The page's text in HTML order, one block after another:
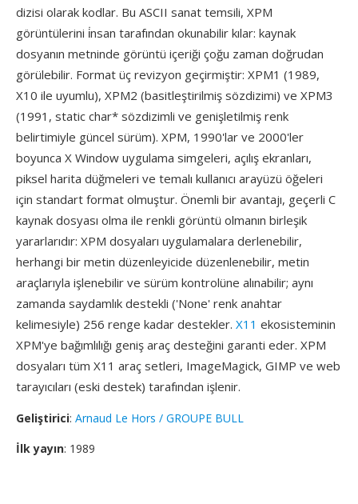
dizisi olarak kodlar. Bu ASCII sanat temsili, XPM
görüntülerini i̇nsan tarafından okunabilir kılar: kaynak
dosyanın metninde görüntü içeriği çoğu zaman doğrudan
görülebilir. Format üç revizyon geçirmiştir: XPM1 (1989,
X10 ile uyumlu), XPM2 (basitleştirilmiş sözdizimi) ve XPM3
(1991, static char* sözdizimli ve genişletilmiş renk
belirtimiyle güncel sürüm). XPM, 1990'lar ve 2000'ler
boyunca X Window uygulama simgeleri, açılış ekranları,
piksel harita düğmeleri ve temalı kullanıcı arayüzü öğeleri
için standart format olmuştur. Önemli bir avantajı, geçerli C
kaynak dosyası olma ile renkli görüntü olmanın birleşik
yararlarıdır: XPM dosyaları uygulamalara derlenebilir,
herhangi bir metin düzenleyicide düzenlenebilir, metin
araçlarıyla işlenebilir ve sürüm kontrolüne alınabilir; aynı
zamanda saydamlık destekli ('None' renk anahtar
kelimesiyle) 256 renge kadar destekler. X11 ekosisteminin
XPM'ye bağımlılığı geniş araç desteğini garanti eder. XPM
dosyaları tüm X11 araç setleri, ImageMagick, GIMP ve web
tarayıcıları (eski destek) tarafından işlenir.
Geliştirici: Arnaud Le Hors / GROUPE BULL
İlk yayın: 1989